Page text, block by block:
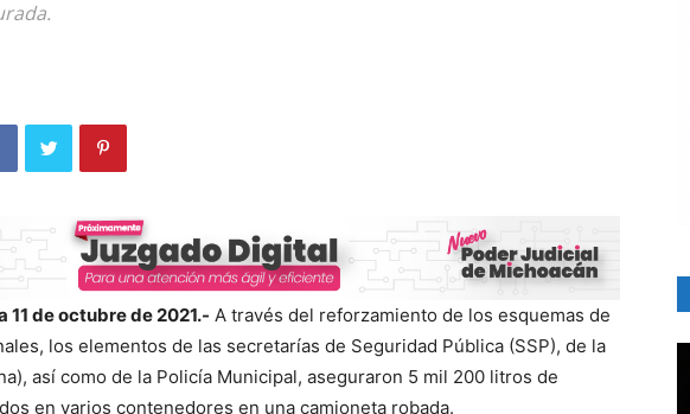
11 de octubre de 2021.- A través del reforzamiento de los esquemas de
los elementos de las secretarías de Seguridad Pública (SSP), de la
así como de la Policía Municipal, aseguraron 5 mil 200 litros de
en varios contenedores en una camioneta robada.